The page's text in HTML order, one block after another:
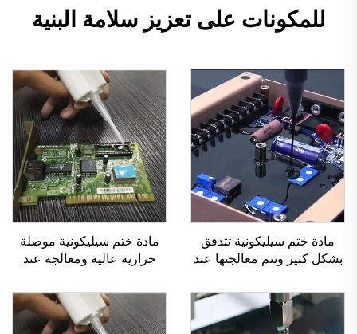
للمكونات على تعزيز سلامة البنية
مادة ختم سيليكونية تتدفق
بشكل كبير وتتم معالجتها عند
مادة ختم سيليكونية موصلة
حرارية عالية ومعالجة عند